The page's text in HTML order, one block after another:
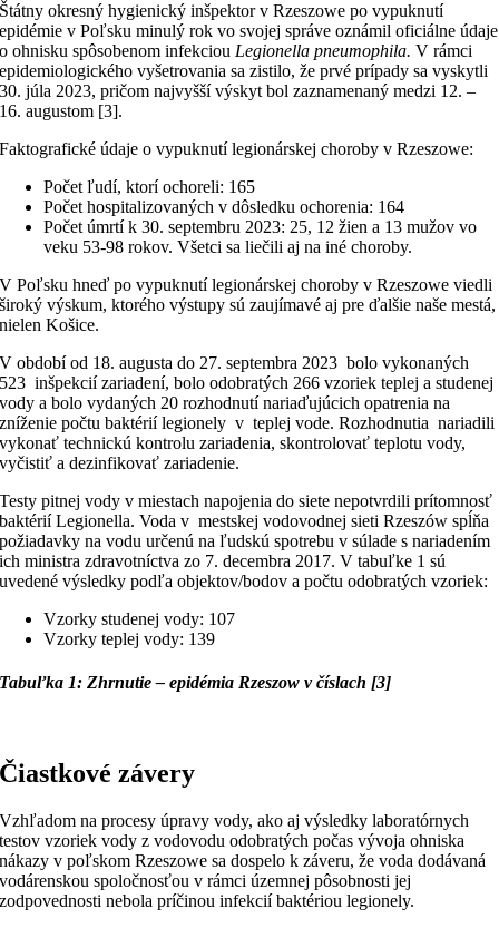
Štátny okresný hygienický inšpektor v Rzeszowe po vypuknutí
epidémie v Poľsku minulý rok vo svojej správe oznámil oficiálne údaje
o ohnisku spôsobenom infekciou Legionella pneumophila.V rámci
epidemiologického vyšetrovania sa zistilo, že prvé prípady sa vyskytli
30. júla 2023, pričom najvyšší výskyt bol zaznamenaný medzi 12. –
16. augustom [3].
Faktografické údaje o vypuknutí legionárskej choroby v Rzeszowe:
Počet ľudí, ktorí ochoreli: 165
Počet hospitalizovaných v dôsledku ochorenia: 164
Počet úmrtí k 30. septembru 2023: 25, 12 žien a 13 mužov vo
veku 53-98 rokov. Všetci sa liečili aj na iné choroby.
V Poľsku hneď po vypuknutí legionárskej choroby v Rzeszowe viedli
široký výskum, ktorého výstupy sú zaujímavé aj pre ďalšie naše mestá,
nielen Košice.
V období od 18. augusta do 27. septembra 2023 bolo vykonaných
523 inšpekcií zariadení, bolo odobratých 266 vzoriek teplej a studenej
vody a bolo vydaných 20 rozhodnutí nariaďujúcich opatrenia na
zníženie počtu baktérií legionely v teplej vode. Rozhodnutia nariadili
vykonať technickú kontrolu zariadenia, skontrolovať teplotu vody,
vyčistiť a dezinfikovať zariadenie.
Testy pitnej vody v miestach napojenia do siete nepotvrdili prítomnosť
baktérií Legionella. Voda v mestskej vodovodnej sieti Rzeszów spĺňa
požiadavky na vodu určenú na ľudskú spotrebu v súlade s nariadením
ich ministra zdravotníctva zo 7. decembra 2017. V tabuľke 1 sú
uvedené výsledky podľa objektov/bodov a počtu odobratých vzoriek:
Vzorky studenej vody: 107
Vzorky teplej vody: 139
Tabuľka 1: Zhrnutie – epidémia Rzeszow v číslach [3]
Čiastkové závery
Vzhľadom na procesy úpravy vody, ako aj výsledky laboratórnych
testov vzoriek vody z vodovodu odobratých počas vývoja ohniska
nákazy v poľskom Rzeszowe sa dospelo k záveru, že voda dodávaná
vodárenskou spoločnosťou v rámci územnej pôsobnosti jej
zodpovednosti nebola príčinou infekcií baktériou legionely.